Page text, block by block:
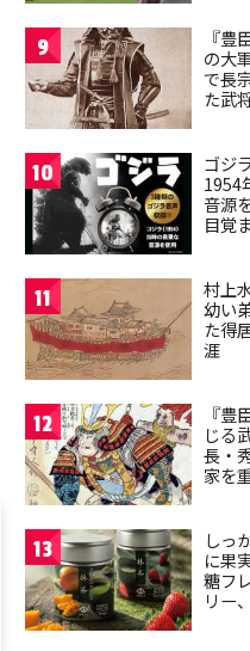
9
『豊
の大
で長
た武
10
ゴジ
1954
音源
目覚
11
村上
幼い
た得
涯
12
『豊
じる
長・
家を
13
しっ
に果
糖フ
リー